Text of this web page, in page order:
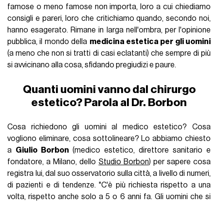
famose o meno famose non importa, loro a cui chiediamo
consigli e pareri, loro che critichiamo quando, secondo noi,
hanno esagerato. Rimane in larga nell'ombra, per l'opinione
pubblica, il mondo della medicina estetica per gli uomini
(a meno che non si tratti di casi eclatanti) che sempre di più
si avvicinano alla cosa, sfidando pregiudizi e paure.
Quanti uomini vanno dal chirurgo
estetico? Parola al Dr. Borbon
Cosa richiedono gli uomini al medico estetico? Cosa
vogliono eliminare, cosa sottolineare? Lo abbiamo chiesto
a Giulio Borbon(medico estetico, direttore sanitario e
fondatore, a Milano, dello Studio Borbon) per sapere cosa
registra lui, dal suo osservatorio sulla città, a livello di numeri,
di pazienti e di tendenze. "C'è più richiesta rispetto a una
volta, rispetto anche solo a 5 o 6 anni fa. Gli uomini che si